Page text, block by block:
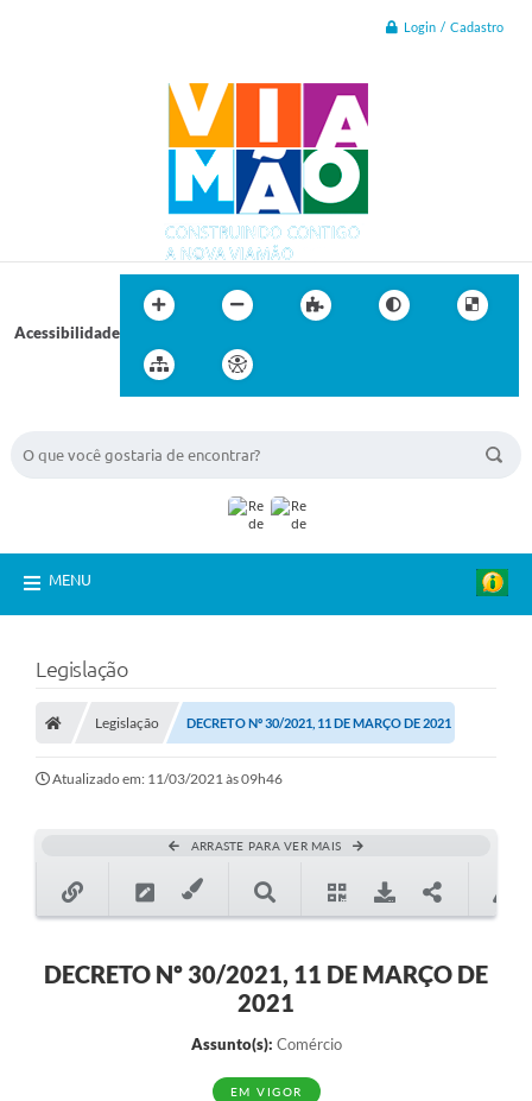
Login / Cadastro
Acessibilidade
MENU
Legislação
Legislação DECRETO Nº 30/2021, 11 DE MARÇO DE 2021
Atualizado em: 11/03/2021 às 09h46
ARRASTE PARA VER MAIS
DECRETO Nº 30/2021, 11 DE MARÇO DE
2021
Assunto(s): Comércio
EM VIGOR